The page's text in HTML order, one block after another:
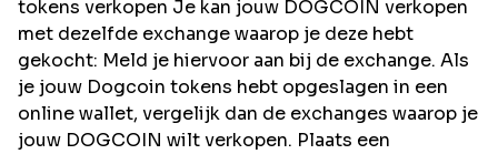
tokens verkopen Je kan jouw DOGCOIN verkopen
met dezelfde exchange waarop je deze hebt
gekocht: Meld je hiervoor aan bij de exchange. Als
je jouw Dogcoin tokens hebt opgeslagen in een
online wallet, vergelijk dan de exchanges waarop je
jouw DOGCOIN wilt verkopen. Plaats een